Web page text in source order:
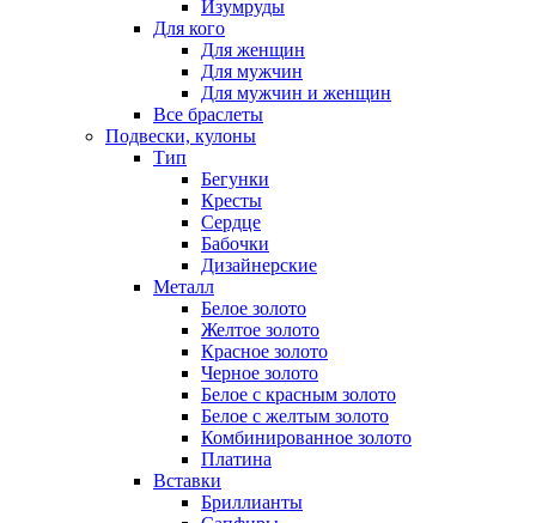
Изумруды
Для кого
Для женщин
Для мужчин
Для мужчин и женщин
Все браслеты
Подвески, кулоны
Тип
Бегунки
Кресты
Сердце
Бабочки
Дизайнерские
Металл
Белое золото
Желтое золото
Красное золото
Черное золото
Белое с красным золото
Белое с желтым золото
Комбинированное золото
Платина
Вставки
Бриллианты